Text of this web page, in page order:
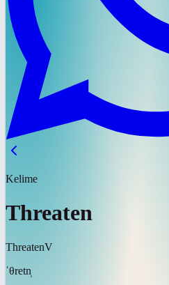
Kelime
Threaten
ThreatenV
ˈθretn̩